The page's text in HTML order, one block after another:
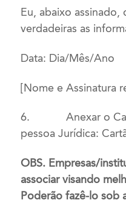
Eu, abaixo assinado,
verdadeiras as
Data: Dia/Mês/Ano
[Nome e Assinatura
6.Anexar o
pessoa Jurídica:
OBS. Empresas/
associar visando
Poderão fazê-lo sob